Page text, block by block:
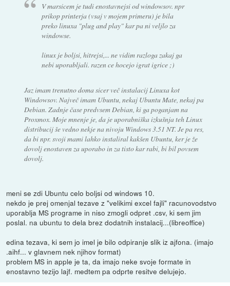
V marsicem je tudi enostavnejsi od windowsov. npr
prikop printerja (vsaj v mojem primeru) je bila
preko linuxa "plug and play" kar pa ni veljlo za
windowse.
linux je boljsi, hitrejsi,... ne vidim razloga zakaj ga
nebi uporabljali. razen ce hocejo igrat igrice ;)
Jaz imam trenutno doma sicer več instalacij Linuxa kot
Windowsov. Največ imam Ubuntu, nekaj Ubuntu Mate, nekaj pa
Debian. Zadnje čase predvsem Debian, ki ga poganjam na
Proxmox. Moje mnenje je, da je uporabniška izkušnja teh Linux
distribucij še vedno nekje na nivoju Windows 3.51 NT. Je pa res,
da bi npr. svoji mami lahko instaliral kakšen Ubuntu, ker je že
dovolj enostaven za uporabo in za tisto kar rabi, bi bil povsem
dovolj.
meni se zdi Ubuntu celo boljsi od windows 10.
nekdo je prej omenjal tezave z "velikimi excel fajli" racunovodstvo
uporablja MS programe in niso zmogli odpret .csv, ki sem jim
poslal. na ubuntu to dela brez dodatnih instalacij...(libreoffice)
edina tezava, ki sem jo imel je bilo odpiranje slik iz ajfona. (imajo
.aihf... v glavnem nek njihov format)
problem MS in apple je ta, da imajo neke svoje formate in
enostavno tezijo lajf. medtem pa odprte resitve delujejo.